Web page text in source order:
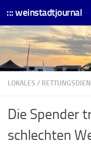
Skip to content
::: weinstadtjournal
LOKALES /
Die Spender
schlechten